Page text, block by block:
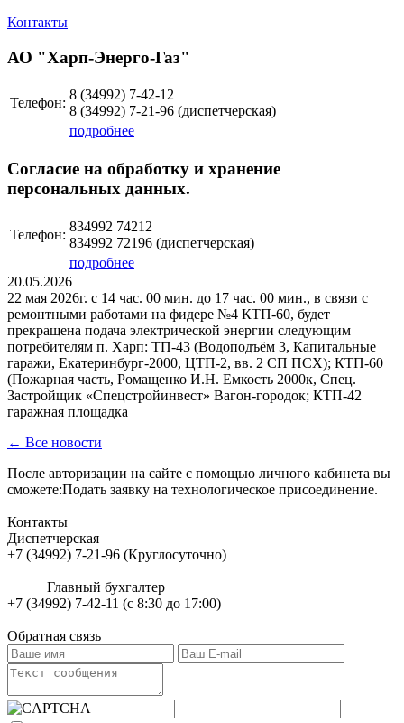
Контакты
АО "Харп-Энерго-Газ"
Телефон:
8 (34992) 7-42-12
8 (34992) 7-21-96 (диспетчерская)
подробнее
Согласие на обработку и хранение
персональных данных.
Телефон:
834992 74212
834992 72196 (диспетчерская)
подробнее
20.05.2026
22 мая 2026г. с 14 час. 00 мин. до 17 час. 00 мин., в связи с
ремонтными работами на фидере №4 КТП-60, будет
прекращена подача электрической энергии следующим
потребителям п. Харп: ТП-43 (Водоподъём 3, Капитальные
гаражи, Екатеринбург-2000, ЦТП-2, вв. 2 СП ПСХ); КТП-60
(Пожарная часть, Ромащенко И.Н. Емкость 2000к, Спец.
Застройщик «Спецстройинвест» Вагон-городок; КТП-42
гаражная площадка
← Все новости
После авторизации на сайте с помощью личного кабинета вы
сможете:Подать заявку на технологическое присоединение.
Контакты
Диспетчерская
+7 (34992) 7-21-96 (Круглосуточно)
Главный бухгалтер
+7 (34992) 7-42-11 (с 8:30 до 17:00)
Обратная связь